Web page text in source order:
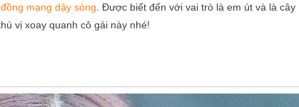
mạng dậy sóng . Được biết đến với vai trò là em út và là cây
vị xoay quanh cô gái này nhé!